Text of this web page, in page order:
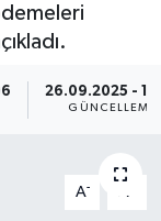
26.09.2025 -
GÜNCELLEME
A- A